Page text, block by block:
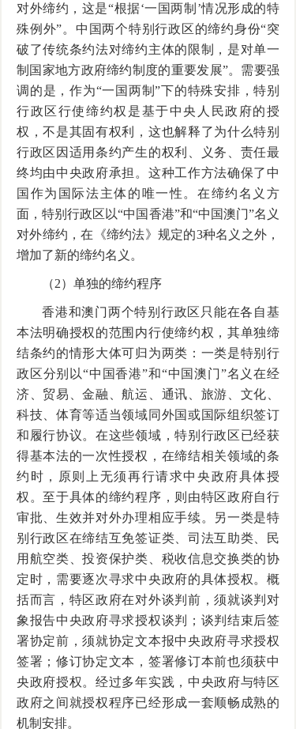
对外缔约，这是“根据‘一国两制’情况形成的特
殊例外”。中国两个特别行政区的缔约身份“突
破了传统条约法对缔约主体的限制，是对单一
制国家地方政府缔约制度的重要发展”。需要强
调的是，作为“一国两制”下的特殊安排，特别
行政区行使缔约权是基于中央人民政府的授
权，不是其固有权利，这也解释了为什么特别
行政区因适用条约产生的权利、义务、责任最
终均由中央政府承担。这种工作方法确保了中
国作为国际法主体的唯一性。在缔约名义方
面，特别行政区以“中国香港”和“中国澳门”名义
对外缔约，在《缔约法》规定的3种名义之外，
增加了新的缔约名义。
（2）单独的缔约程序
香港和澳门两个特别行政区只能在各自基
本法明确授权的范围内行使缔约权，其单独缔
结条约的情形大体可归为两类：一类是特别行
政区分别以“中国香港”和“中国澳门”名义在经
济、贸易、金融、航运、通讯、旅游、文化、
科技、体育等适当领域同外国或国际组织签订
和履行协议。在这些领域，特别行政区已经获
得基本法的一次性授权，在缔结相关领域的条
约时，原则上无须再行请求中央政府具体授
权。至于具体的缔约程序，则由特区政府自行
审批、生效并对外办理相应手续。另一类是特
别行政区在缔结互免签证类、司法互助类、民
用航空类、投资保护类、税收信息交换类的协
定时，需要逐次寻求中央政府的具体授权。概
括而言，特区政府在对外谈判前，须就谈判对
象报告中央政府寻求授权谈判；谈判结束后签
署协定前，须就协定文本报中央政府寻求授权
签署；修订协定文本，签署修订本前也须获中
央政府授权。经过多年实践，中央政府与特区
政府之间就授权程序已经形成一套顺畅成熟的
机制安排。